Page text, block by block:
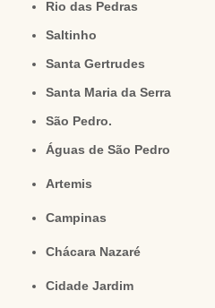
Rio das Pedras
Saltinho
Santa Gertrudes
Santa Maria da Serra
São Pedro.
Águas de São Pedro
Artemis
Campinas
Chácara Nazaré
Cidade Jardim